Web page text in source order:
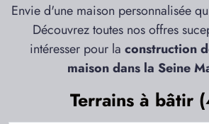
Envie d'une maison personnalisée
Découvrez toutes nos offres
intéresser pour la construction
maison dans la Seine
Terrains à bâtir